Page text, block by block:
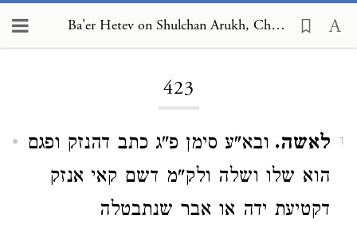
Ba'er Hetev on Shulchan Arukh, Choshen Mishpat 423
423
1 לאשה. ובא"ע סימן פ"ג כתב דהנזק ופגם
הוא שלו ושלה ולק"מ דשם קאי אנזק
דקטיעת ידה או אבר שנתבטלה